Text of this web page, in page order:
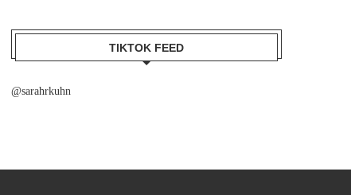
TIKTOK FEED
@sarahrkuhn